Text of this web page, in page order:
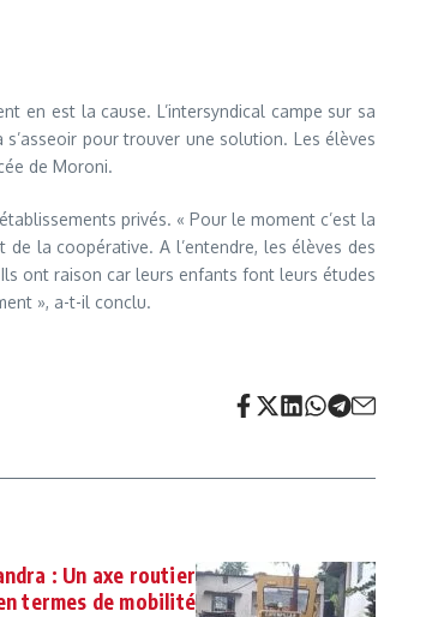
en est la cause. L’intersyndical campe sur sa
pour trouver une solution. Les élèves
de Moroni.
privés. « Pour le moment c’est la
la coopérative. A l’entendre, les élèves des
ont raison car leurs enfants font leurs études
», a-t-il conclu.
: Un axe routier
termes de mobilité